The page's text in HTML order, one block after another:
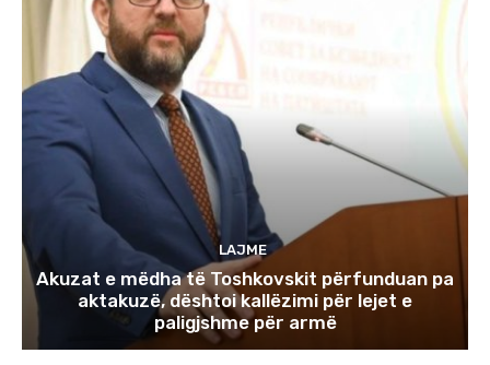
LAJME
Akuzat e mëdha të Toshkovskit përfunduan pa
aktakuzë, dështoi kallëzimi për lejet e
paligjshme për armë